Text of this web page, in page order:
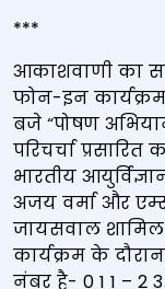
***
आकाशवाणी का
फोन-इन
बजे “पोषण
परिचर्चा
भारतीय
अजय वर्मा और
जायसवाल शामिल
कार्यक्रम के
नंबर है- 0 1 1 – 2